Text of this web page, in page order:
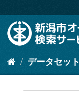
キ
容
データセット